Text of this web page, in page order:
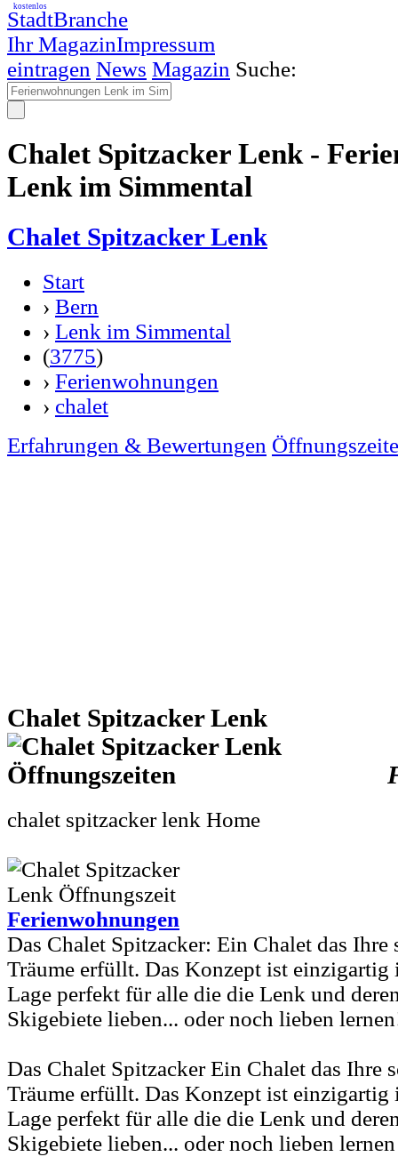
StadtBranche
Ihr MagazinImpressum
kostenlos
eintragen News Magazin Suche:
Chalet Spitzacker Lenk -
Lenk im Simmental
Chalet Spitzacker Lenk
Start
› Bern
› Lenk im Simmental
(3775)
› Ferienwohnungen
› chalet
Erfahrungen & Bewertungen
Chalet Spitzacker Lenk
chalet spitzacker lenk Home
Ferienwohnungen
Das Chalet Spitzacker: Ein Chalet das Ihre
Träume erfüllt. Das Konzept ist einzigartig
Lage perfekt für alle die die Lenk und
Skigebiete lieben... oder noch lieben
Das Chalet Spitzacker Ein Chalet das Ihre
Träume erfüllt. Das Konzept ist einzigartig
Lage perfekt für alle die die Lenk und
Skigebiete lieben... oder noch lieben lernen